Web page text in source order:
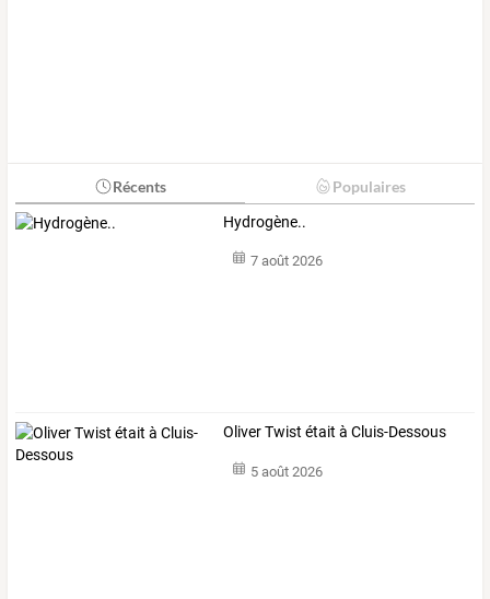
Récents Populaires
Hydrogène..
7 août 2026
Oliver Twist était à Cluis-Dessous
5 août 2026